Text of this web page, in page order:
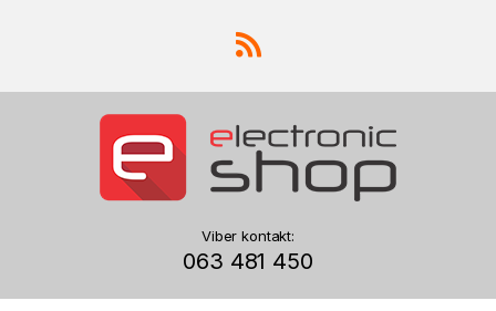
Viber kontakt:
063 481 450